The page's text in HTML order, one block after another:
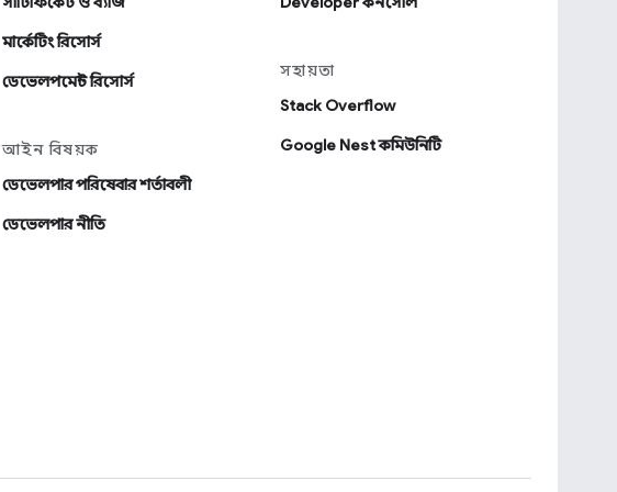
মার্কেটিং রিসোর্স
ডেভেলপমেন্ট রিসোর্স
আইন বিষয়ক
ডেভেলপার পরিষেবার শর্তাবলী
ডেভেলপার নীতি
সহায়তা
Stack Overflow
Google Nest কমিউনিটি